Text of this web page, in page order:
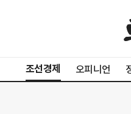
조선경제 오피니언